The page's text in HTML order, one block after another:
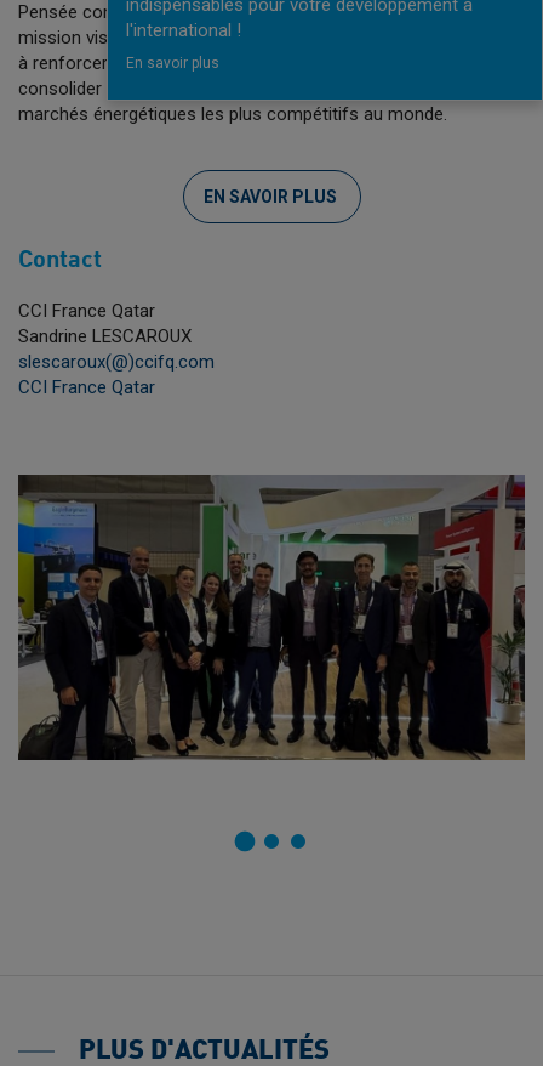
Pensée comme un véritable levier de développement, cette
mission visait à générer des opportunités d’affaires concrètes,
à renforcer la visibilité de l’offre industrielle française et à
consolider des partenariats de long terme dans l’un des
marchés énergétiques les plus compétitifs au monde.
EN SAVOIR PLUS
Contact
CCI France Qatar
Sandrine LESCAROUX
slescaroux(@)ccifq.com
CCI France Qatar
PLUS D'ACTUALITÉS
indispensables pour votre développement à
l'international !
En savoir plus